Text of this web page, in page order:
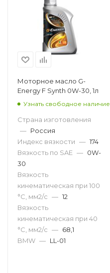
Моторное масло G-
Energy F Synth 0W-30, 1л
Узнать свободное наличие
Страна изготовления
— Россия
Индекс вязкости — 174
Вязкость по SAE — 0W-
30
Вязкость
кинематическая при 100
°С, мм2/с — 12
Вязкость
кинематическая при 40
°С, мм2/с — 68,1
BMW — LL-01